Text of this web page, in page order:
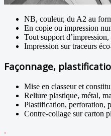
NB, couleur, du A2 au
En copie ou impression
Tout support
Impression sur traceurs
Façonnage,
Mise en classeur et
Reliure plastique, métal,
Plastification, perforation,
Contre-collage sur carton
.